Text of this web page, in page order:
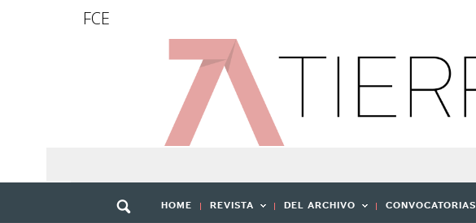
FCE
HOME REVISTA DEL ARCHIVO CONVOCATORIAS